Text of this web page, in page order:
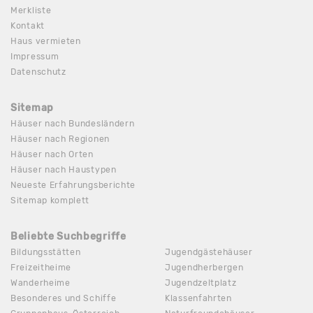
Merkliste
Kontakt
Haus vermieten
Impressum
Datenschutz
Sitemap
Häuser nach Bundesländern
Häuser nach Regionen
Häuser nach Orten
Häuser nach Haustypen
Neueste Erfahrungsberichte
Sitemap komplett
Beliebte Suchbegriffe
Bildungsstätten
Freizeitheime
Wanderheime
Besonderes und Schiffe
Jugendgästehäuser
Jugendherbergen
Jugendzeltplatz
Klassenfahrten